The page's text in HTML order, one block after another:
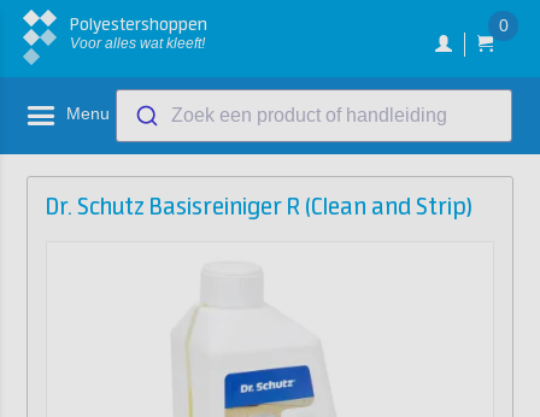
Polyestershoppen
Voor alles wat kleeft!
0
Menu Zoek een product of handleiding
Dr. Schutz Basisreiniger R (Clean and Strip)